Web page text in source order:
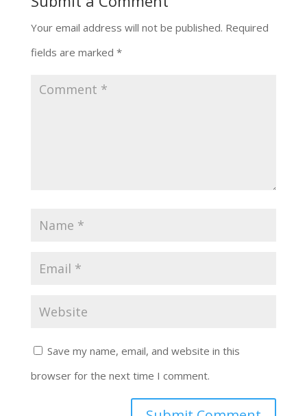
Your email address will not be published. Required
fields are marked *
Save my name, email, and website in this
browser for the next time I comment.